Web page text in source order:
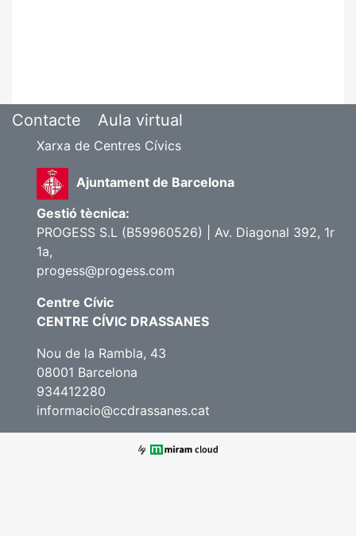
Contacte Aula virtual
Xarxa de Centres Cívics
Ajuntament de Barcelona
Gestió tècnica:
PROGESS S.L (B59960526) | Av. Diagonal 392, 1r
1a,
progess@progess.com
Centre Cívic
CENTRE CÍVIC DRASSANES
Nou de la Rambla, 43
08001 Barcelona
934412280
informacio@ccdrassanes.cat